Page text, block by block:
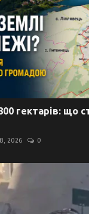
гектарів: що
2026 0